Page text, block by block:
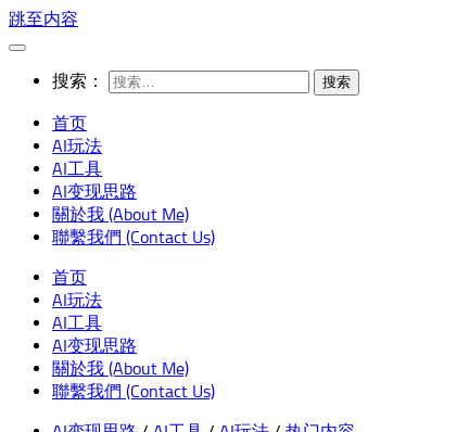
跳至内容
搜索：
首页
AI玩法
AI工具
AI变现思路
關於我 (About Me)
聯繫我們 (Contact Us)
首页
AI玩法
AI工具
AI变现思路
關於我 (About Me)
聯繫我們 (Contact Us)